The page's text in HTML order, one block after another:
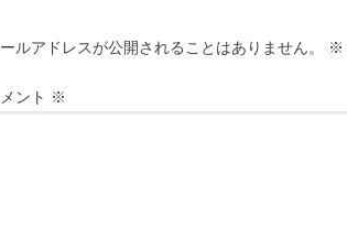
ルアドレスが公開されることはありません。 ※
ント ※